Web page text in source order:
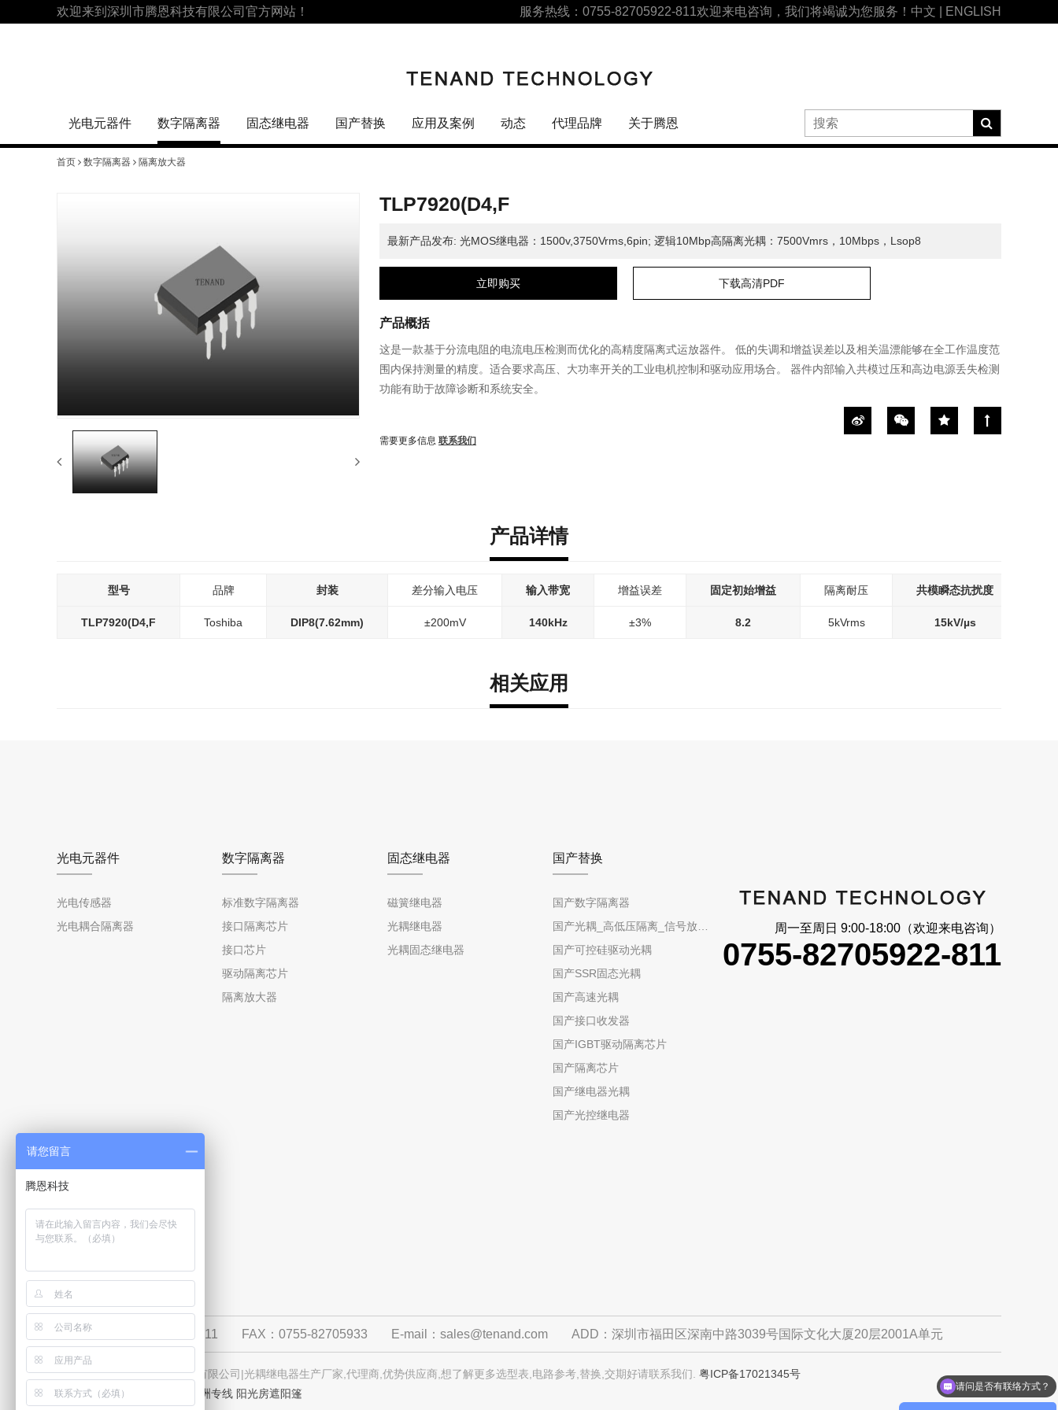
欢迎来到深圳市腾恩科技有限公司官方网站！ 服务热线：0755-82705922-811欢迎来电咨询，我们将竭诚为您服务！ 中文 ENGLISH
光电元器件 数字隔离器 固态继电器 国产替换 应用及案例 动态 代理品牌 关于腾恩
首页 数字隔离器 隔离放大器
TLP7920(D4,F
最新产品发布: 光MOS继电器：1500v,3750Vrms,6pin; 逻辑10Mbp高隔离光耦：7500Vmrs，10Mbps，Lsop8
立即购买 下载高清PDF
产品概括
这是一款基于分流电阻的电流电压检测而优化的高精度隔离式运放器件。 低的失调和增益误差以及相关温漂能够在全工作温度范
围内保持测量的精度。适合要求高压、大功率开关的工业电机控制和驱动应用场合。 器件内部输入共模过压和高边电源丢失检测
功能有助于故障诊断和系统安全。
需要更多信息 联系我们
产品详情
型号 品牌 封装 差分输入电压 输入带宽 增益误差 固定初始增益 隔离耐压 共模瞬态抗扰度
TLP7920(D4,F Toshiba DIP8(7.62mm) ±200mV 140kHz ±3% 8.2 5kVrms 15kV/µs
相关应用
光电元器件
光电传感器
光电耦合隔离器
数字隔离器
标准数字隔离器
接口隔离芯片
接口芯片
驱动隔离芯片
隔离放大器
固态继电器
磁簧继电器
光耦继电器
光耦固态继电器
国产替换
国产数字隔离器
国产可控硅驱动光耦
国产SSR固态光耦
国产高速光耦
国产接口收发器
国产IGBT驱动隔离芯片
国产隔离芯片
国产继电器光耦
国产光控继电器
周一至周日 9:00-18:00（欢迎来电咨询）
0755-82705922-811
TEL：0755-82705922-811 FAX：0755-82705933 E-mail：sales@tenand.com ADD：深圳市福田区深南中路3039号国际文化大厦20层2001A单元
版权所有：深圳市腾恩科技有限公司|光耦继电器生产厂家,代理商,优势供应商,想了解更多选型表,电路参考,替换,交期好请联系我们. 粤ICP备17021345号
友情链接：员工食堂承包 澳洲专线 阳光房遮阳篷
请问是否有联络方式？
请您留言
腾恩科技